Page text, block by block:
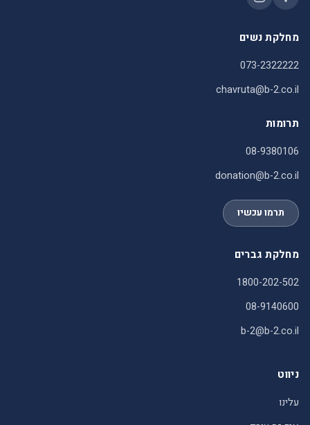
מחלקת נשים
073-2322222
chavruta@b-2.co.il
תרומות
08-9380106
donation@b-2.co.il
תרמו עכשיו
מחלקת גברים
1800-202-502
08-9140600
b-2@b-2.co.il
ניווט
עלינו